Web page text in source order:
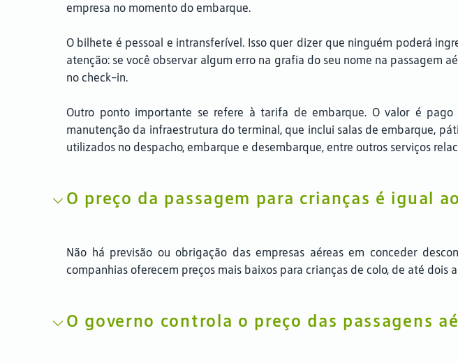
empresa no momento do embarque.
O bilhete é pessoal e intransferível. Isso quer dizer que ninguém poderá
atenção: se você observar algum erro na grafia do seu nome na passagem
no check-in.
Outro ponto importante se refere à tarifa de embarque. O valor é pago
manutenção da infraestrutura do terminal, que inclui salas de embarque,
utilizados no despacho, embarque e desembarque, entre outros serviços
O preço da passagem para crianças é igual
Não há previsão ou obrigação das empresas aéreas em conceder
companhias oferecem preços mais baixos para crianças de colo, de até dois
O governo controla o preço das passagens